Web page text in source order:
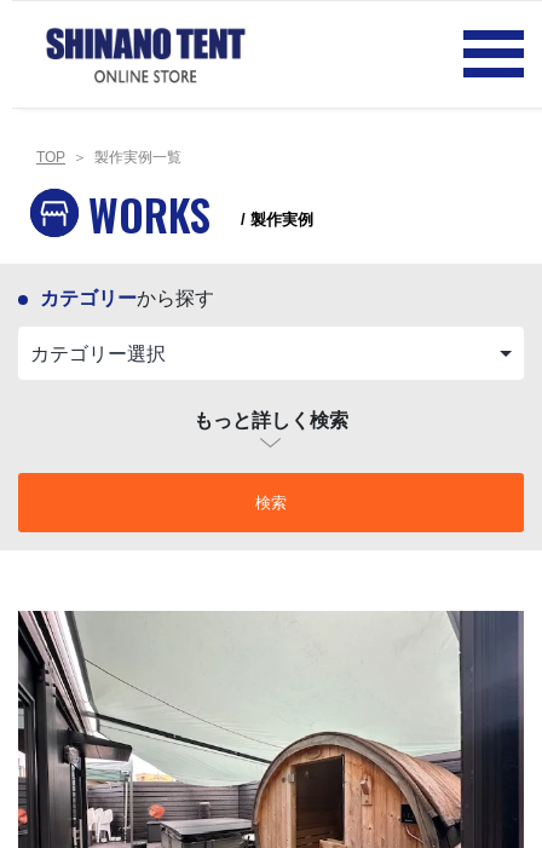
TOP ＞ 製作実例一覧
WORKS / 製作実例
カテゴリーから探す
もっと詳しく検索